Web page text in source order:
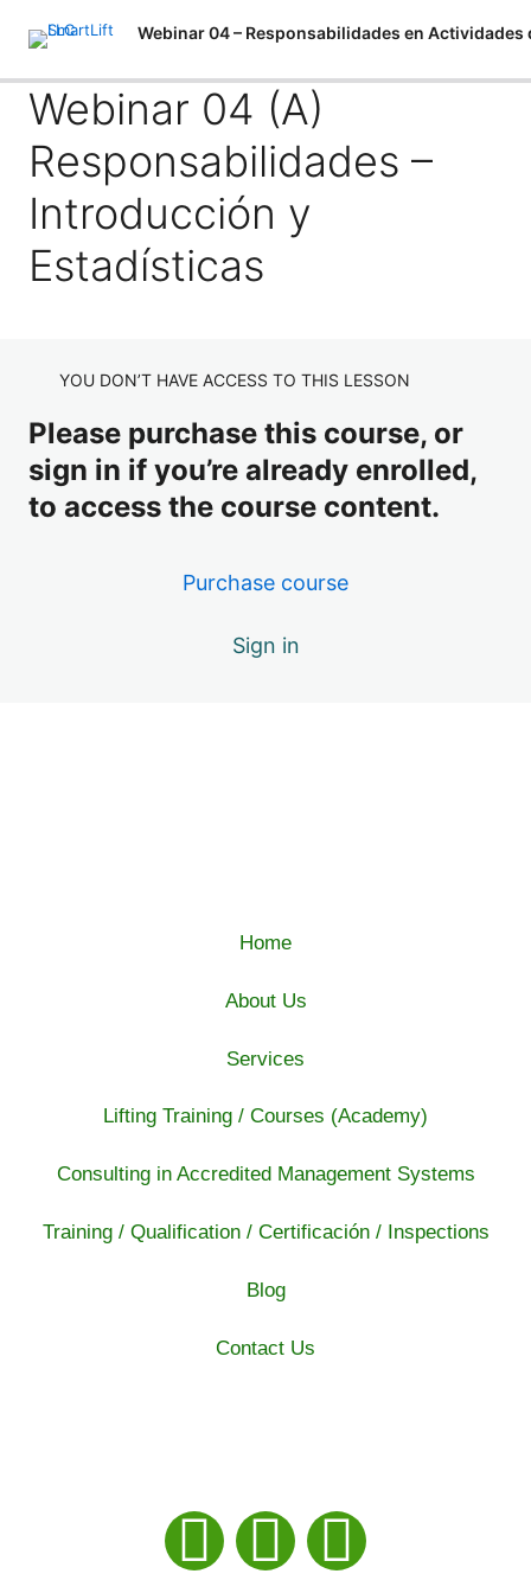
Webinar 04 (A)
Responsabilidades –
Introducción y
Estadísticas
YOU DON’T HAVE ACCESS TO THIS LESSON
Please purchase this course, or
sign in if you’re already enrolled,
to access the course content.
Purchase course
Sign in
P
v
s
N
e
x
t
Webinar 04 (A) Responsabilidades – Introducción y
Estadísticas
Webinar 04 (B) Responsabilidades – Accidentes en la
Industria del Izaje de Cargas
Señalero bajo ASME B30
Home
About Us
Services
Lifting Training / Courses (Academy)
Consulting in Accredited Management Systems
Training / Qualification / Certificación / Inspections
Blog
Contact Us
n i
a